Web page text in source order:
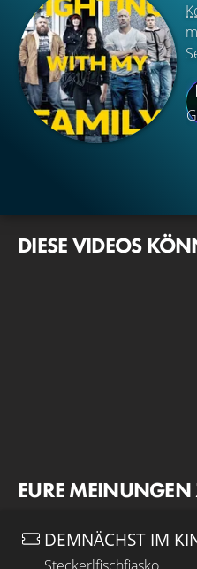
DIESE VIDEOS
EURE
DEMNÄCHST IM